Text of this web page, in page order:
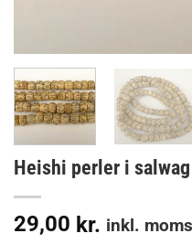
Heishi perler i
29,00 kr. inkl. moms